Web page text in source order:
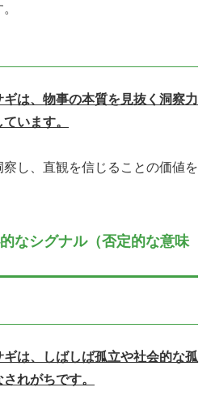
は、物事の本質を見抜く洞察力
います。
し、直観を信じることの価値を
なシグナル（否定的な意味
は、しばしば孤立や社会的な孤
れがちです。